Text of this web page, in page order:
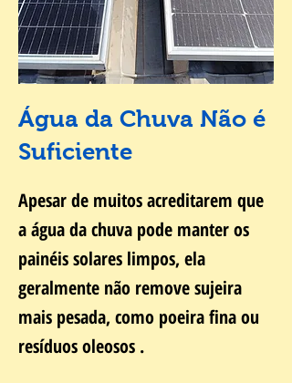
Água da Chuva Não é
Suficiente
Apesar de muitos acreditarem que
a água da chuva pode manter os
painéis solares limpos, ela
geralmente não remove sujeira
mais pesada, como poeira fina ou
resíduos oleosos .